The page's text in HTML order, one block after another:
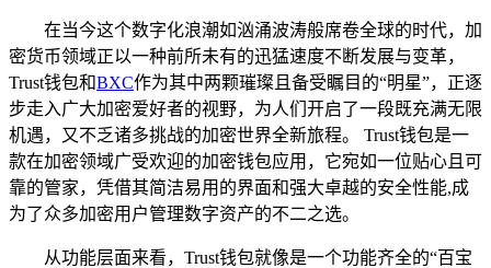
在当今这个数字化浪潮如汹涌波涛般席卷全球的时代，加
密货币领域正以一种前所未有的迅猛速度不断发展与变革，
Trust钱包和BXC作为其中两颗璀璨且备受瞩目的“明星”，正逐
步走入广大加密爱好者的视野，为人们开启了一段既充满无限
机遇，又不乏诸多挑战的加密世界全新旅程。 Trust钱包是一
款在加密领域广受欢迎的加密钱包应用，它宛如一位贴心且可
靠的管家，凭借其简洁易用的界面和强大卓越的安全性能,成
为了众多加密用户管理数字资产的不二之选。
从功能层面来看，Trust钱包就像是一个功能齐全的“百宝